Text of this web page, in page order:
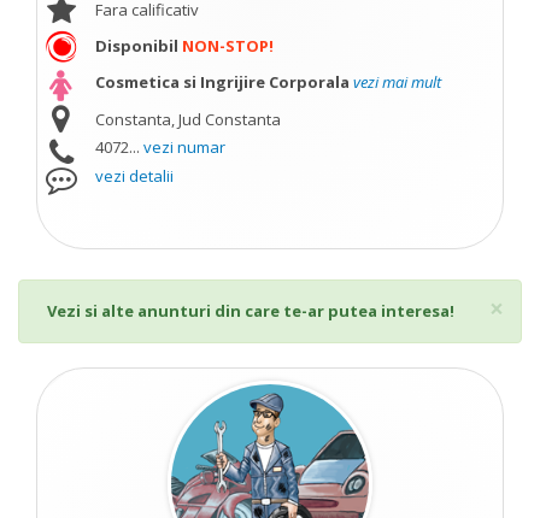
Fara calificativ
Disponibil NON-STOP!
Cosmetica si Ingrijire Corporala vezi mai mult
Constanta, Jud Constanta
4072... vezi numar
vezi detalii
×
Vezi si alte anunturi din care te-ar putea interesa!